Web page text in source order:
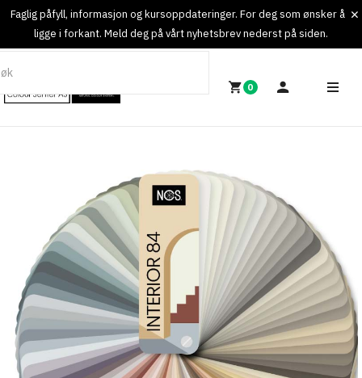
Faglig påfyll, informasjon og kursoppdateringer. For deg som ønsker å
ligge i forkant. Meld deg på vårt nyhetsbrev nederst på siden.
0